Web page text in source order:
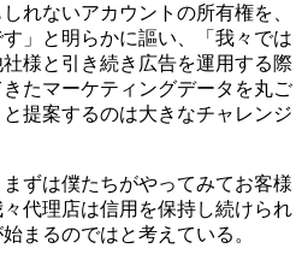
れないアカウントの所有権を、
す」と明らかに謳い、「我々では
様と引き続き広告を運用する際
たマーケティングデータを丸ご
提案するのは大きなチャレンジ
ずは僕たちがやってみてお客様
代理店は信用を保持し続けられ
まるのではと考えている。